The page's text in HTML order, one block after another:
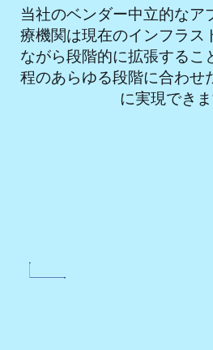
当社のベンダー中立的なア
療機関は現在のインフラス
ながら段階的に拡張するこ
程のあらゆる段階に合わせ
に実現できま